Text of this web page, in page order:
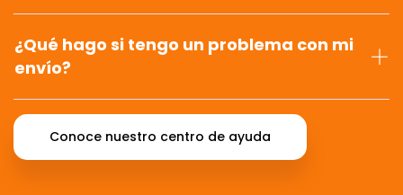
¿Qué hago si tengo un problema con mi
envío?
Conoce nuestro centro de ayuda